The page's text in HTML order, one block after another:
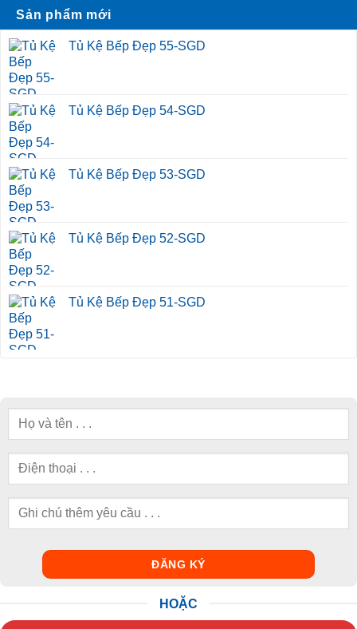
Sản phẩm mới
Tủ Kệ Bếp Đẹp 55-SGD
Tủ Kệ Bếp Đẹp 54-SGD
Tủ Kệ Bếp Đẹp 53-SGD
Tủ Kệ Bếp Đẹp 52-SGD
Tủ Kệ Bếp Đẹp 51-SGD
HOẶC